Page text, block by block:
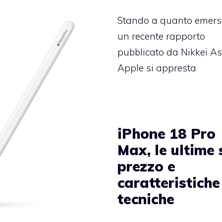
Stando a quanto
un recente rapporto
pubblicato da Nikkei
Apple si appresta
iPhone 18 Pro
Max, le ultime
prezzo e
caratteristiche
tecniche